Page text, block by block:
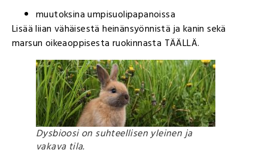
muutoksina umpisuolipapanoissa
Lisää liian vähäisestä heinänsyönnistä ja kanin sekä
marsun oikeaoppisesta ruokinnasta TÄÄLLÄ.
Dysbioosi on suhteellisen yleinen ja
vakava tila.